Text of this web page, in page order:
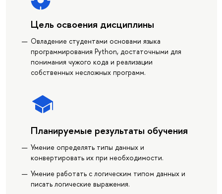
Цель освоения дисциплины
Овладение студентами основами языка
программирования Python, достаточными для
понимания чужого кода и реализации
собственных несложных программ.
Планируемые результаты обучения
Умение определять типы данных и
конвертировать их при необходимости.
Умение работать с логическим типом данных и
писать логические выражения.